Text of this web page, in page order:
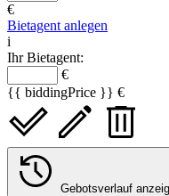
€
Bietagent anlegen
i
Ihr Bietagent:
€
{{ biddingPrice }} €
Gebotsverlauf